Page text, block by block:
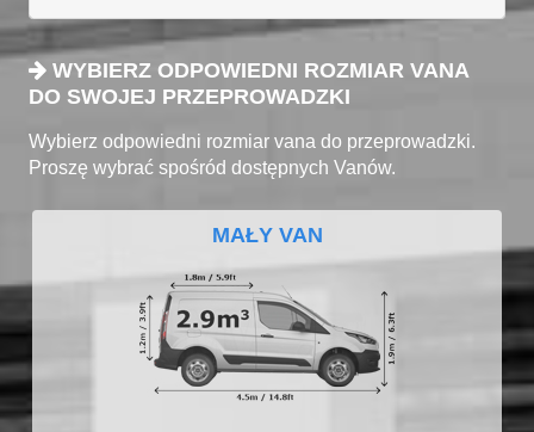
WYBIERZ ODPOWIEDNI ROZMIAR VANA
DO SWOJEJ PRZEPROWADZKI
Wybierz odpowiedni rozmiar vana do przeprowadzki.
Proszę wybrać spośród dostępnych Vanów.
MAŁY VAN